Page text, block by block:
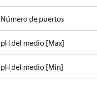
Número de puertos
pH del medio [Max]
pH del medio [Min]